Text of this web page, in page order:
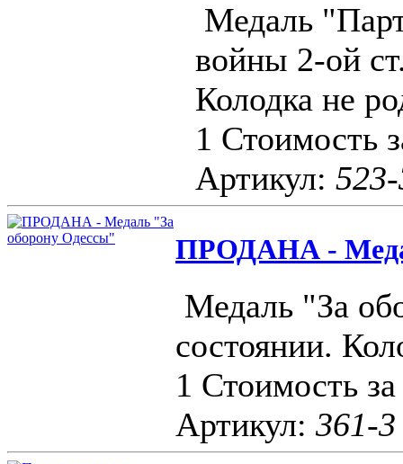
Медаль
войны 2-ой
Колодка не
1 Стоимость
Артикул:
ПРОДАНА -
Медаль "За
состоянии.
1 Стоимость
Артикул: 361-3